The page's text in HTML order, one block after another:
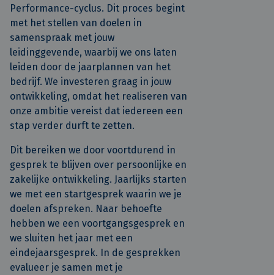
Performance-cyclus. Dit proces begint
met het stellen van doelen in
samenspraak met jouw
leidinggevende, waarbij we ons laten
leiden door de jaarplannen van het
bedrijf. We investeren graag in jouw
ontwikkeling, omdat het realiseren van
onze ambitie vereist dat iedereen een
stap verder durft te zetten.
Dit bereiken we door voortdurend in
gesprek te blijven over persoonlijke en
zakelijke ontwikkeling. Jaarlijks starten
we met een startgesprek waarin we je
doelen afspreken. Naar behoefte
hebben we een voortgangsgesprek en
we sluiten het jaar met een
eindejaarsgesprek. In de gesprekken
evalueer je samen met je